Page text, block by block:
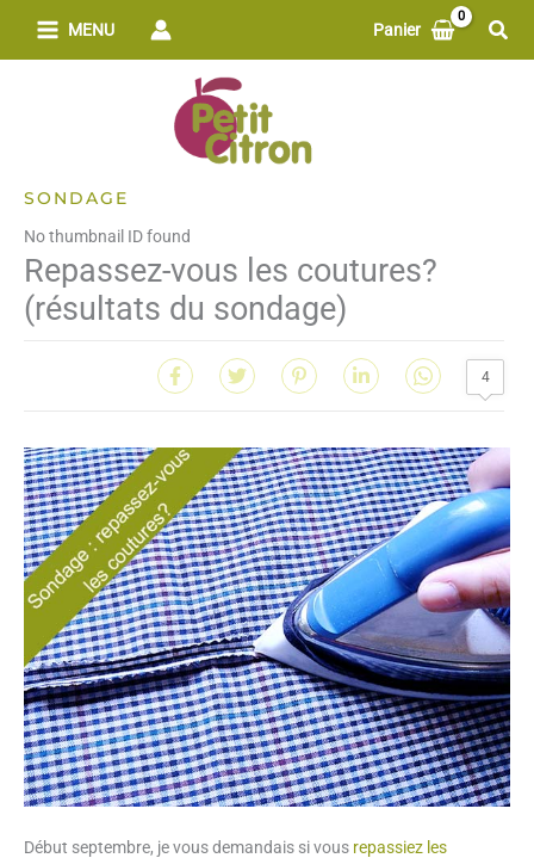
MENU Panier
SONDAGE
No thumbnail ID found
Repassez-vous les coutures?
(résultats du sondage)
4
Début septembre, je vous demandais si vous repassiez les